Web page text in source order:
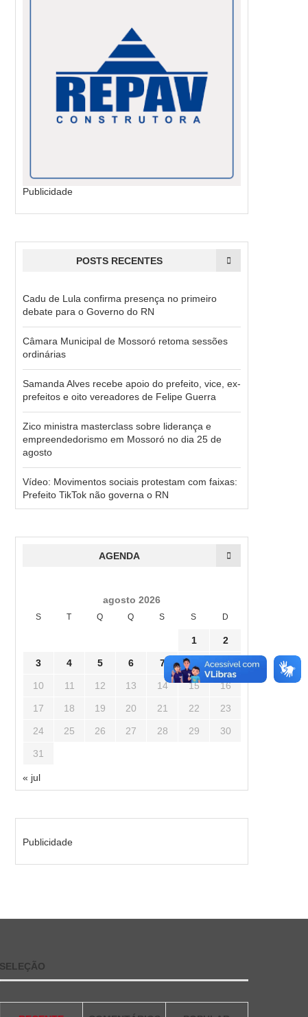
Publicidade
POSTS RECENTES
Cadu de Lula confirma presença no primeiro
debate para o Governo do RN
Câmara Municipal de Mossoró retoma sessões
ordinárias
Samanda Alves recebe apoio do prefeito, vice, ex-
prefeitos e oito vereadores de Felipe Guerra
Zico ministra masterclass sobre liderança e
empreendedorismo em Mossoró no dia 25 de
agosto
Vídeo: Movimentos sociais protestam com faixas:
Prefeito TikTok não governa o RN
AGENDA
agosto 2026
S T Q Q S S D
1 2
3 4 5 6 7 8 9
10 11 12 13 14 15 16
17 18 19 20 21 22 23
24 25 26 27 28 29 30
31
« jul
Publicidade
SELEÇÃO